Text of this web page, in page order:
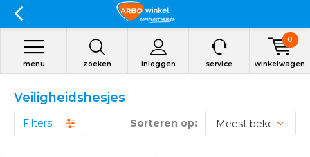
zoeken inloggen
menu service winkelwagen
0
Veiligheidshesjes
Filters Sorteren op: